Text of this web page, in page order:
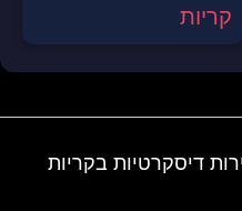
קריות
דיסקרטיות בקריות